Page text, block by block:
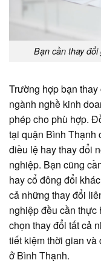
Bạn cần thay
Trường hợp bạn
ngành nghề kinh
phép cho phù hợp.
tại quận Bình Thạnh
điều lệ hay thay đổi
nghiệp. Bạn cũng
hay cổ đông đổi
cả những thay đổi
nghiệp đều cần thực
chọn thay đổi tất cả
tiết kiệm thời gian
ở Bình Thạnh.